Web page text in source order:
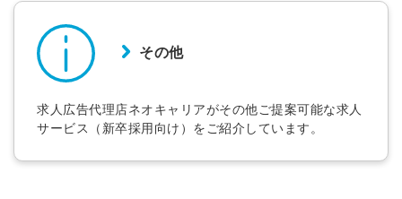
その他
求人広告代理店ネオキャリアがその他ご提案可能な求人
サービス（新卒採用向け）をご紹介しています。